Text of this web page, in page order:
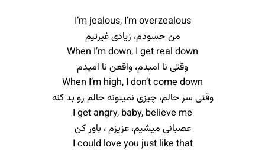
I’m jealous, I’m overzealous
من حسودم، زیادی غیرتیم
When I’m down, I get real down
وقتی نا امیدم، واقعن نا امیدم
When I’m high, I don’t come down
وقتی سر حالم، چیزی نمیتونه حالم رو بد کنه
I get angry, baby, believe me
عصبانی میشیم، عزیزم ، باور کن
I could love you just like that